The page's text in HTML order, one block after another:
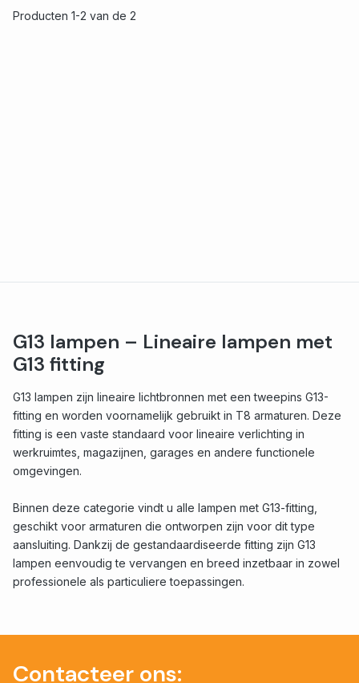
Producten 1-2 van de 2
G13 lampen – Lineaire lampen met
G13 fitting
G13 lampen zijn lineaire lichtbronnen met een tweepins G13-
fitting en worden voornamelijk gebruikt in T8 armaturen. Deze
fitting is een vaste standaard voor lineaire verlichting in
werkruimtes, magazijnen, garages en andere functionele
omgevingen.
Binnen deze categorie vindt u alle lampen met G13-fitting,
geschikt voor armaturen die ontworpen zijn voor dit type
aansluiting. Dankzij de gestandaardiseerde fitting zijn G13
lampen eenvoudig te vervangen en breed inzetbaar in zowel
professionele als particuliere toepassingen.
Contacteer ons: